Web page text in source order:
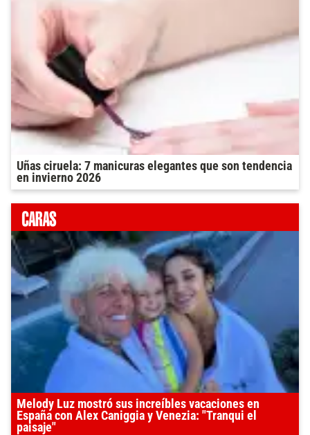
Uñas ciruela: 7 manicuras elegantes que son tendencia
en invierno 2026
Melody Luz mostró sus increíbles vacaciones en
España con Alex Caniggia y Venezia: "Tranqui el
paisaje"